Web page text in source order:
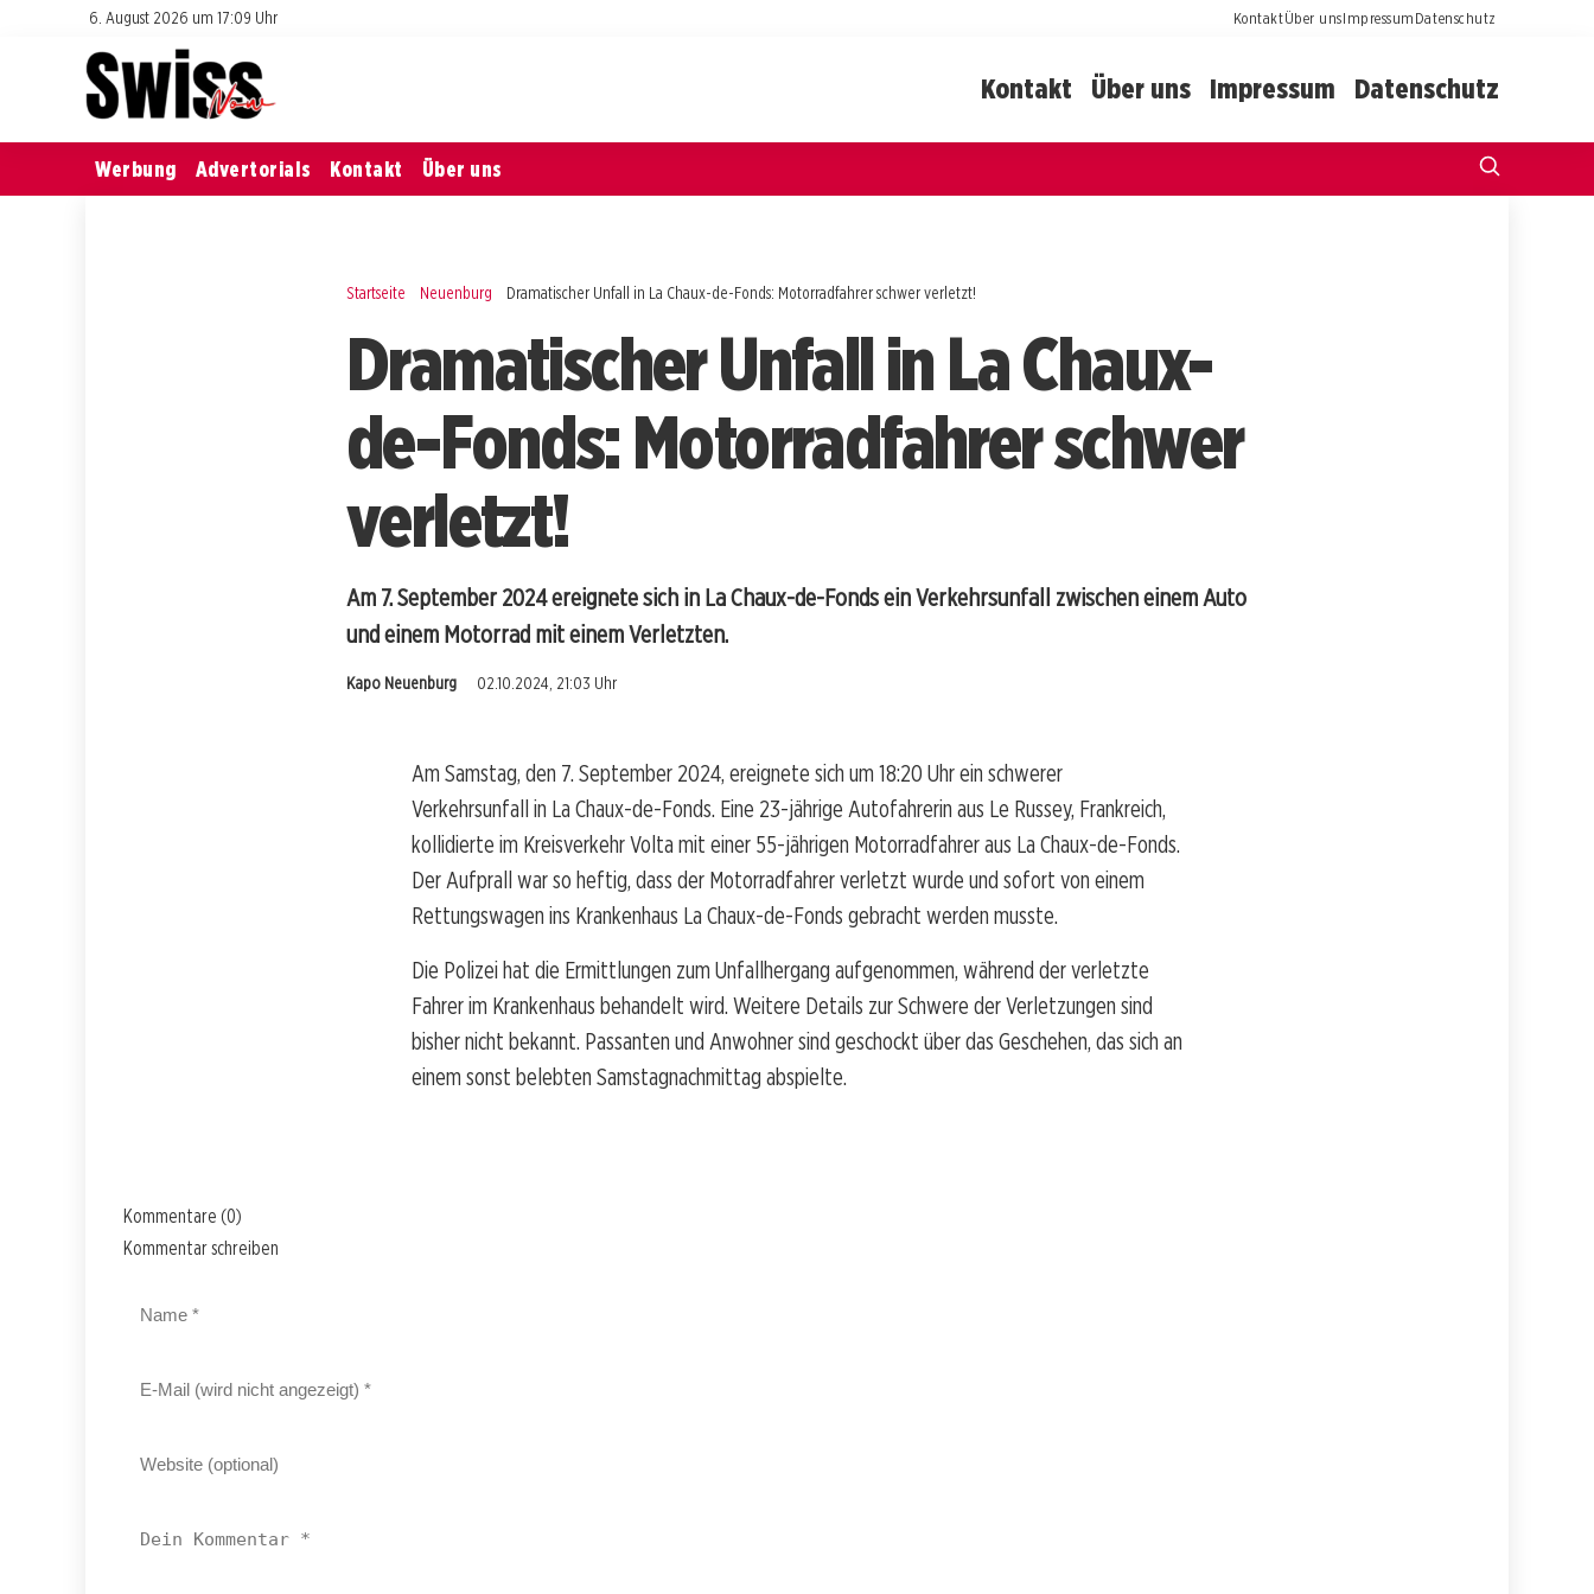
6. August 2026 um 17:09 Uhr KontaktÜber unsImpressumDatenschutz
Kontakt Über uns Impressum Datenschutz
Werbung Advertorials Kontakt Über uns
Startseite Neuenburg Dramatischer Unfall in La Chaux-de-Fonds: Motorradfahrer schwer verletzt!
Dramatischer Unfall in La Chaux-
de-Fonds: Motorradfahrer schwer
verletzt!
Am 7. September 2024 ereignete sich in La Chaux-de-Fonds ein Verkehrsunfall zwischen einem Auto
und einem Motorrad mit einem Verletzten.
Kapo Neuenburg 02.10.2024, 21:03 Uhr
Am Samstag, den 7. September 2024, ereignete sich um 18:20 Uhr ein schwerer
Verkehrsunfall in La Chaux-de-Fonds. Eine 23-jährige Autofahrerin aus Le Russey, Frankreich,
kollidierte im Kreisverkehr Volta mit einer 55-jährigen Motorradfahrer aus La Chaux-de-Fonds.
Der Aufprall war so heftig, dass der Motorradfahrer verletzt wurde und sofort von einem
Rettungswagen ins Krankenhaus La Chaux-de-Fonds gebracht werden musste.
Die Polizei hat die Ermittlungen zum Unfallhergang aufgenommen, während der verletzte
Fahrer im Krankenhaus behandelt wird. Weitere Details zur Schwere der Verletzungen sind
bisher nicht bekannt. Passanten und Anwohner sind geschockt über das Geschehen, das sich an
einem sonst belebten Samstagnachmittag abspielte.
Kommentare (0)
Kommentar schreiben